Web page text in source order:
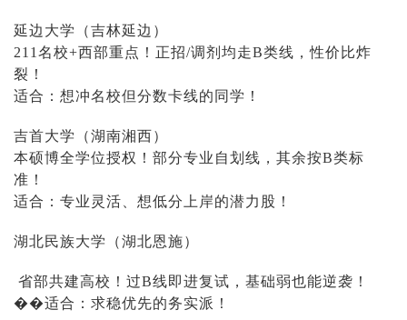
延边大学（吉林延边）
211名校+西部重点！正招/调剂均走B类线，性价比炸
裂！
适合：想冲名校但分数卡线的同学！
吉首大学（湖南湘西）
本硕博全学位授权！部分专业自划线，其余按B类标
准！
适合：专业灵活、想低分上岸的潜力股！
湖北民族大学（湖北恩施）
省部共建高校！过B线即进复试，基础弱也能逆袭！
��适合：求稳优先的务实派！